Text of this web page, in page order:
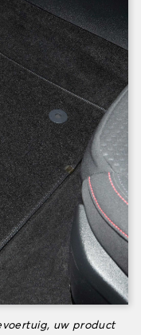
uw product